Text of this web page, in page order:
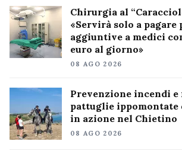
Chirurgia al
«Servirà solo a pagare
aggiuntive a medici
euro al giorno»
08 AGO 2026
Prevenzione incendi
pattuglie ippomontate
in azione nel Chietino
08 AGO 2026